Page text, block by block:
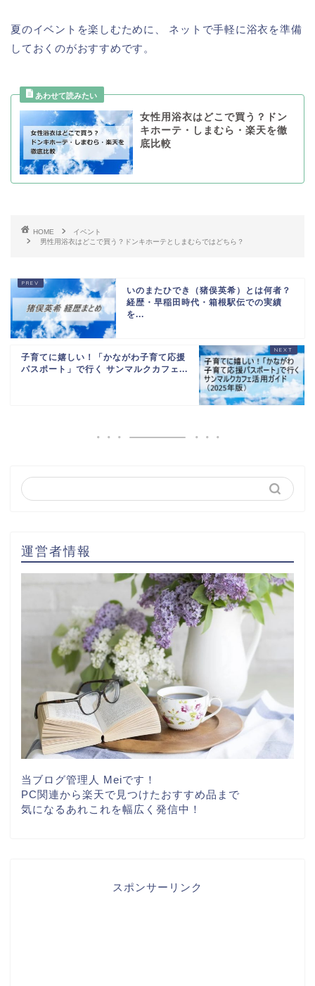
夏のイベントを楽しむために、 ネットで手軽に浴衣を準備
しておくのがおすすめです。
女性用浴衣はどこで買う？ドン
キホーテ・しまむら・楽天を徹
底比較
HOME
イベント
男性用浴衣はどこで買う？ドンキホーテとしまむらではどちら？
いのまたひでき（猪俣英希）とは何者？
経歴・早稲田時代・箱根駅伝での実績
を...
子育てに嬉しい！「かながわ子育て応援
パスポート」で行く サンマルクカフェ...
運営者情報
当ブログ管理人 Meiです！
PC関連から楽天で見つけたおすすめ品まで
気になるあれこれを幅広く発信中！
スポンサーリンク